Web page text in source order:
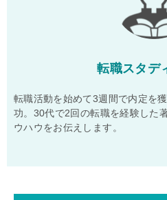
転職スタデ
転職活動を始めて3週間で内定を
功。30代で2回の転職を経験した
ウハウをお伝えします。